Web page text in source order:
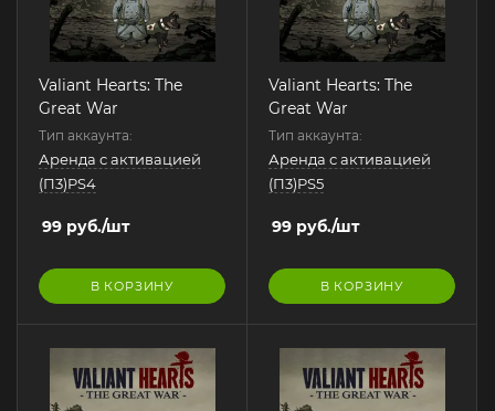
Valiant Hearts: The
Great War
Тип аккаунта:
Аренда с активацией
(П3)PS4
99 руб./шт
В КОРЗИНУ
Valiant Hearts: The
Great War
Тип аккаунта:
Аренда с активацией
(П3)PS5
99 руб./шт
В КОРЗИНУ